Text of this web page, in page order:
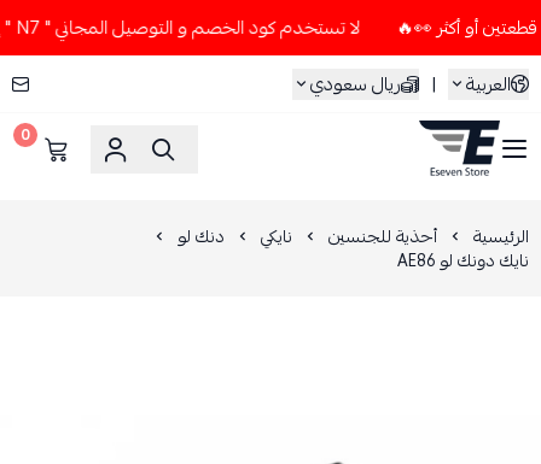
لا تستخدم كود الخصم و التوصيل المجاني " N7 " إلا إذا طلبت قطعتين أو أكثر 👀🔥
العربية
| ريال سعودي
ESEVEN STORE
0
الرئيسية أحذية للجنسين نايكي دنك لو
نايك دونك لو AE86